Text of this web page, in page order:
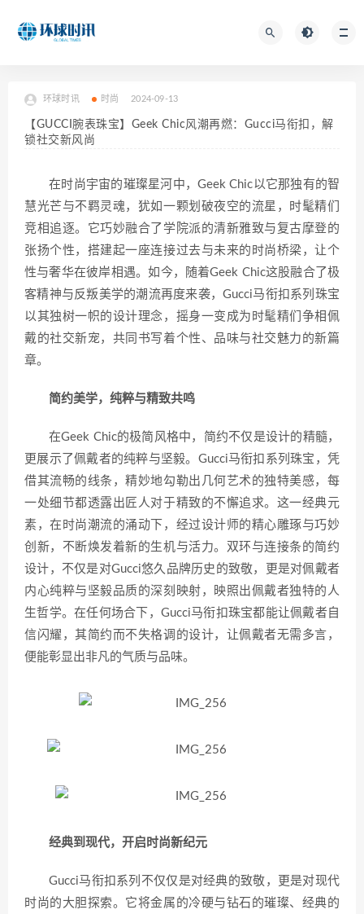
环球时讯 时尚 2024-09-13
【GUCCI腕表珠宝】Geek Chic风潮再燃：Gucci马衔扣，解
锁社交新风尚
在时尚宇宙的璀璨星河中，Geek Chic以它那独有的智
慧光芒与不羁灵魂，犹如一颗划破夜空的流星，时髦精们
竞相追逐。它巧妙融合了学院派的清新雅致与复古摩登的
张扬个性，搭建起一座连接过去与未来的时尚桥梁，让个
性与奢华在彼岸相遇。如今，随着Geek Chic这股融合了极
客精神与反叛美学的潮流再度来袭，Gucci马衔扣系列珠宝
以其独树一帜的设计理念，摇身一变成为时髦精们争相佩
戴的社交新宠，共同书写着个性、品味与社交魅力的新篇
章。
简约美学，纯粹与精致共鸣
在Geek Chic的极简风格中，简约不仅是设计的精髓，
更展示了佩戴者的纯粹与坚毅。Gucci马衔扣系列珠宝，凭
借其流畅的线条，精妙地勾勒出几何艺术的独特美感，每
一处细节都透露出匠人对于精致的不懈追求。这一经典元
素，在时尚潮流的涌动下，经过设计师的精心雕琢与巧妙
创新，不断焕发着新的生机与活力。双环与连接条的简约
设计，不仅是对Gucci悠久品牌历史的致敬，更是对佩戴者
内心纯粹与坚毅品质的深刻映射，映照出佩戴者独特的人
生哲学。在任何场合下，Gucci马衔扣珠宝都能让佩戴者自
信闪耀，其简约而不失格调的设计，让佩戴者无需多言，
便能彰显出非凡的气质与品味。
经典到现代，开启时尚新纪元
Gucci马衔扣系列不仅仅是对经典的致敬，更是对现代
时尚的大胆探索。它将金属的冷硬与钻石的璀璨、经典的